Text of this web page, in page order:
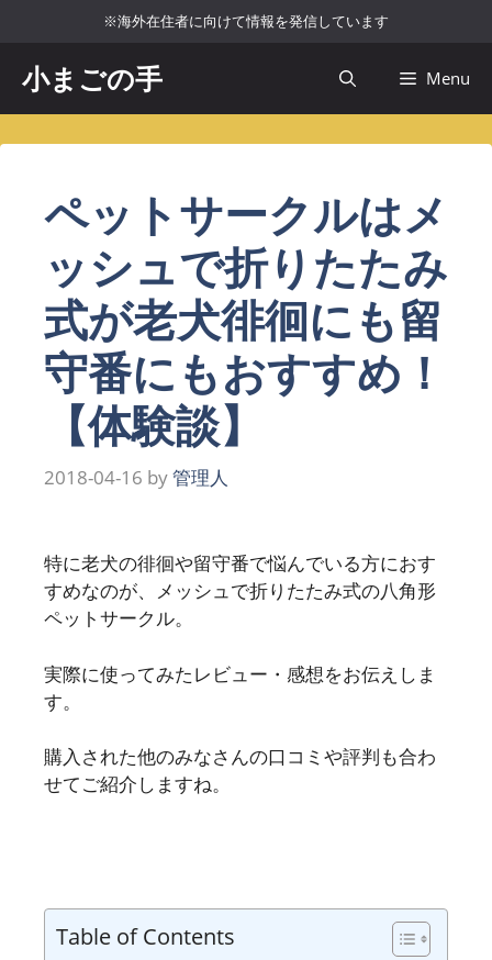
ツ
へ
※海外在住者に向けて情報を発信しています
小まごの手 Menu
ペットサークルはメ
ッシュで折りたたみ
式が老犬徘徊にも留
守番にもおすすめ！
【体験談】
2018-04-16 by管理人
特に老犬の徘徊や留守番で悩んでいる方におす
すめなのが、メッシュで折りたたみ式の八角形
ペットサークル。
実際に使ってみたレビュー・感想をお伝えしま
す。
購入された他のみなさんの口コミや評判も合わ
せてご紹介しますね。
Table of Contents